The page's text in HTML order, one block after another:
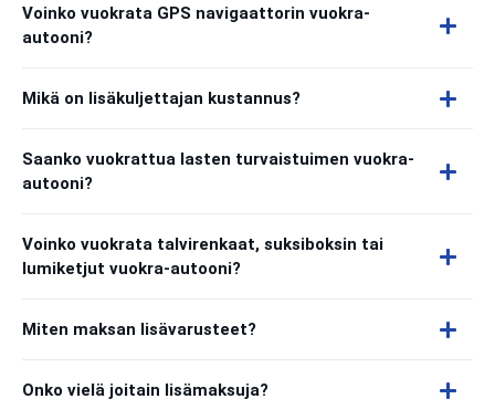
Voinko vuokrata GPS navigaattorin vuokra-
autooni?
Mikä on lisäkuljettajan kustannus?
Saanko vuokrattua lasten turvaistuimen vuokra-
autooni?
Voinko vuokrata talvirenkaat, suksiboksin tai
lumiketjut vuokra-autooni?
Miten maksan lisävarusteet?
Onko vielä joitain lisämaksuja?